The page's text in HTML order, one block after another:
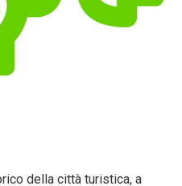
della città turistica, a